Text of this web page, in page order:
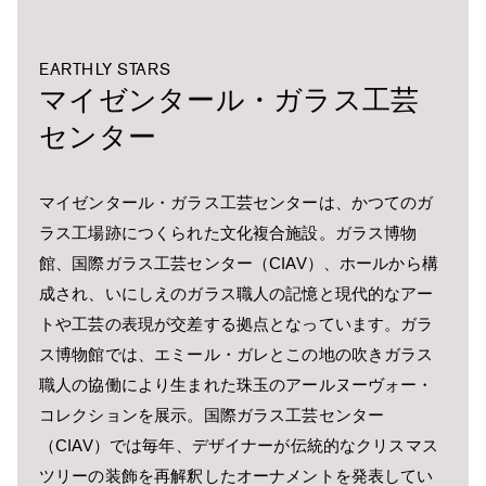
EARTHLY STARS
マイゼンタール・ガラス工芸
センター
マイゼンタール・ガラス工芸センターは、かつてのガ
ラス工場跡につくられた文化複合施設。ガラス博物
館、国際ガラス工芸センター（CIAV）、ホールから構
成され、いにしえのガラス職人の記憶と現代的なアー
トや工芸の表現が交差する拠点となっています。ガラ
ス博物館では、エミール・ガレとこの地の吹きガラス
職人の協働により生まれた珠玉のアールヌーヴォー・
コレクションを展示。国際ガラス工芸センター
（CIAV）では毎年、デザイナーが伝統的なクリスマス
ツリーの装飾を再解釈したオーナメントを発表してい